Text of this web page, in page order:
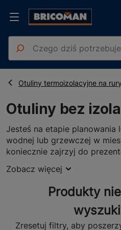
Strona główna
Artykuły Hydrauliczne
Otuliny termoizolacyjne na rury
Otuliny bez izolacji
Otuliny bez
Jesteś na etapie planowania
wodnej lub grzewczej w
koniecznie zajrzyj do
montażu na rurach. Dzięki
chronione przed
tym zyskują dodatkowe
uszkodzeniami
Otuliny bez
Zobacz więcej
Produkty
Zresetuj filtry, aby